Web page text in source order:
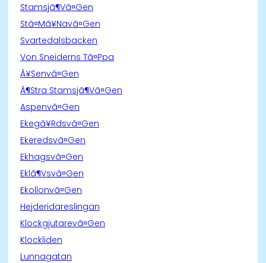
Stamsjã¶Vã¤Gen
Stã¤Mã¥Navã¤Gen
Svartedalsbacken
Von Sneiderns Tã¤Ppa
Ã¥Senvã¤Gen
Ã¶Stra Stamsjã¶Vã¤Gen
Aspenvã¤Gen
Ekegã¥Rdsvã¤Gen
Ekeredsvã¤Gen
Ekhagsvã¤Gen
Eklã¶Vsvã¤Gen
Ekollonvã¤Gen
Hejderidareslingan
Klockgjutarevã¤Gen
Klockliden
Lunnagatan